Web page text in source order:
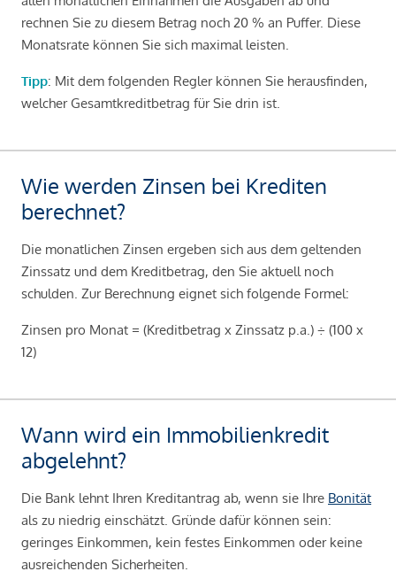
rechnen Sie zu diesem Betrag noch 20 % an Puffer. Diese
Monatsrate können Sie sich maximal leisten.
Tipp: Mit dem folgenden Regler können Sie herausfinden,
welcher Gesamtkreditbetrag für Sie drin ist.
Wie werden Zinsen bei Krediten
berechnet?
Die monatlichen Zinsen ergeben sich aus dem geltenden
Zinssatz und dem Kreditbetrag, den Sie aktuell noch
schulden. Zur Berechnung eignet sich folgende Formel:
Zinsen pro Monat = (Kreditbetrag x Zinssatz p.a.) ÷ (100 x
12)
Wann wird ein Immobilienkredit
abgelehnt?
Die Bank lehnt Ihren Kreditantrag ab, wenn sie Ihre Bonität
als zu niedrig einschätzt. Gründe dafür können sein:
geringes Einkommen, kein festes Einkommen oder keine
ausreichenden Sicherheiten.